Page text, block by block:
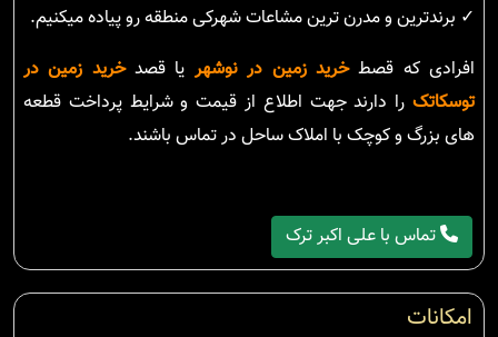
✓ برندترین و مدرن ترین مشاعات شهرکی منطقه رو پیاده میکنیم.
افرادی که قصطخرید زمین در نوشهر یا قصدخرید زمین در
توسکاتک را دارند جهت اطلاع از قیمت و شرایط پرداخت قطعه
های بزرگ و کوچک با املاک ساحل در تماس باشند.
تماس با علی اکبر ترک
امکانات